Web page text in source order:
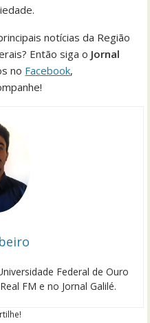
notícias da Região
Então siga o Jornal
no Facebook,
Federal de Ouro
FM e no Jornal Galilé.